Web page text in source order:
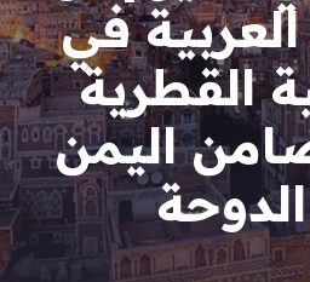
في
القطرية
اليمن